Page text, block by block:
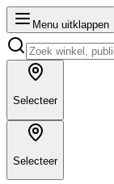
Menu uitklappen
Selecteer
Selecteer